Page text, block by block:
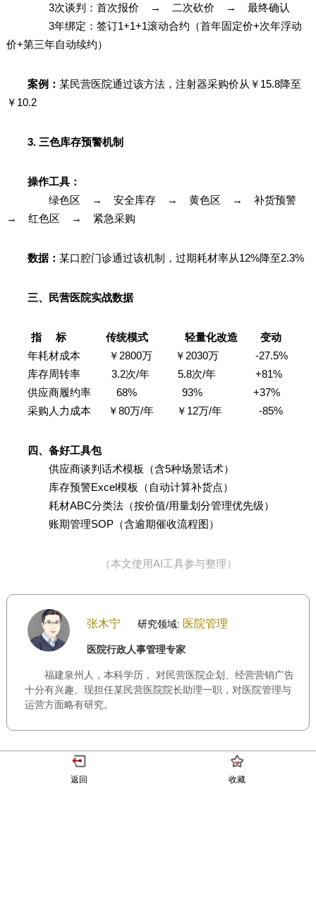
3次谈判：首次报价 → 二次砍价 → 最终确认
3年绑定：签订1+1+1滚动合约（首年固定价+次年浮动
价+第三年自动续约）
案例： 某民营医院通过该方法，注射器采购价从￥15.8降至
￥10.2
3. 三色库存预警机制
操作工具：
绿色区 → 安全库存 → 黄色区 → 补货预警
→ 红色区 → 紧急采购
数据： 某口腔门诊通过该机制，过期耗材率从12%降至2.3%
三、民营医院实战数据
指 标 传统模式 轻量化改造 变动
年耗材成本 ￥2800万 ￥2030万 -27.5%
库存周转率 3.2次/年 5.8次/年 +81%
供应商履约率 68% 93% +37%
采购人力成本 ￥80万/年 ￥12万/年 -85%
四、备好工具包
供应商谈判话术模板（含5种场景话术）
库存预警Excel模板（自动计算补货点）
耗材ABC分类法（按价值/用量划分管理优先级）
账期管理SOP（含逾期催收流程图）
（本文使用AI工具参与整理）
张木宁 研究领域: 医院管理
医院行政人事管理专家
福建泉州人，本科学历， 对民营医院企划、经营营销广告
十分有兴趣。现担任某民营医院院长助理一职，对医院管理与
运营方面略有研究。
返回 收藏